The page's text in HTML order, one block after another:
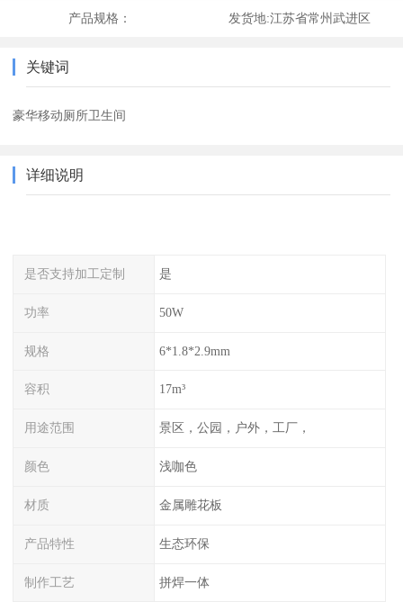
产品规格： 发货地:江苏省常州武进区
关键词
豪华移动厕所卫生间
详细说明
是否支持加工定制 是
功率 50W
规格 6*1.8*2.9mm
容积 17m³
用途范围 景区，公园，户外，工厂，
颜色 浅咖色
材质 金属雕花板
产品特性 生态环保
制作工艺 拼焊一体